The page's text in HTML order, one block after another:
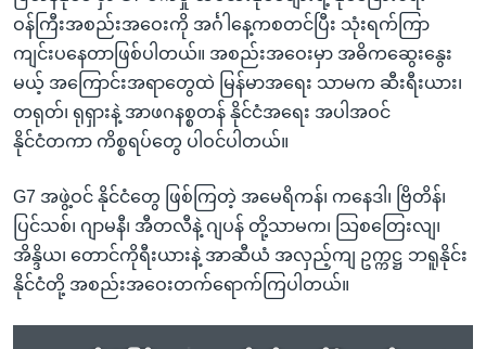
ဝန်ကြီးအစည်းအဝေးကို အင်္ဂါနေ့ကစတင်ပြီး သုံးရက်ကြာ
ကျင်းပနေတာဖြစ်ပါတယ်။ အစည်းအဝေးမှာ အဓိကဆွေးနွေး
မယ့် အကြောင်းအရာတွေထဲ မြန်မာအရေး သာမက ဆီးရီးယား၊
တရုတ်၊ ရုရှားနဲ့ အာဖဂနစ္စတန် နိုင်ငံအရေး အပါအဝင်
နိုင်ငံတကာ ကိစ္စရပ်တွေ ပါဝင်ပါတယ်။
G7 အဖွဲ့ဝင် နိုင်ငံတွေ ဖြစ်ကြတဲ့ အမေရိကန်၊ ကနေဒါ၊ ဗြိတိန်၊
ပြင်သစ်၊ ဂျာမနီ၊ အီတလီနဲ့ ဂျပန် တို့သာမက၊ သြစတြေးလျ၊
အိန္ဒိယ၊ တောင်ကိုရီးယားနဲ့ အာဆီယံ အလှည့်ကျ ဥက္ကဋ္ဌ ဘရူနိုင်း
နိုင်ငံတို့ အစည်းအဝေးတက်ရောက်ကြပါတယ်။